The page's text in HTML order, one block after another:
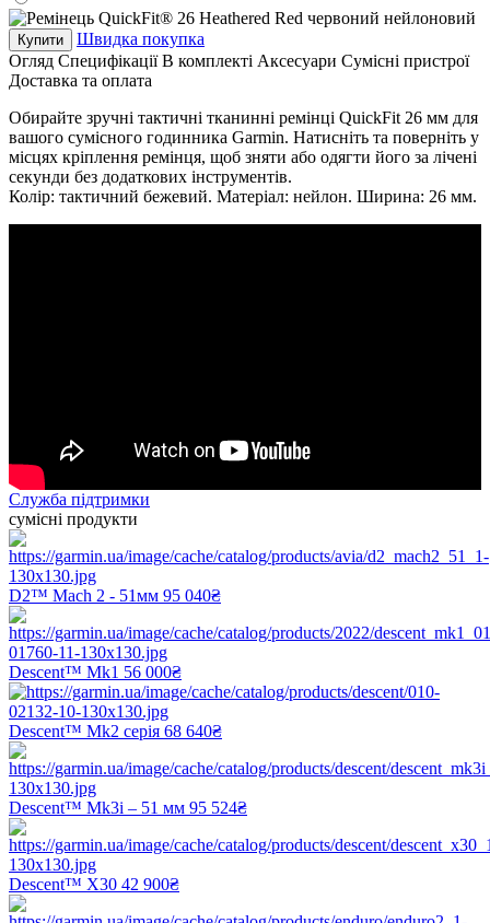
Купити
Швидка покупка
Огляд Специфікації В комплекті Аксесуари Сумісні пристрої
Доставка та оплата
Обирайте зручні тактичні тканинні ремінці QuickFit 26 мм для
вашого сумісного годинника Garmin. Натисніть та поверніть у
місцях кріплення ремінця, щоб зняти або одягти його за лічені
секунди без додаткових інструментів.
Колір: тактичний бежевий. Матеріал: нейлон. Ширина: 26 мм.
Служба підтримки
сумісні продукти
D2™ Mach 2 - 51мм 95 040₴
Descent™ Mk1 56 000₴
Descent™ Mk2 серія 68 640₴
Descent™ Mk3i – 51 мм 95 524₴
Descent™ X30 42 900₴